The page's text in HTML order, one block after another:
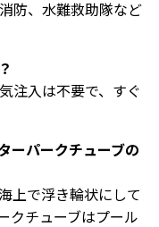
防、水難救助隊など
注入は不要で、すぐ
ーパークチューブの
上で浮き輪状にして
クチューブはプール